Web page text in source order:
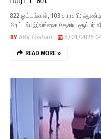
822 ஓட்டங்கள், 103 சராசரி:
மிரட்டல்! இலங்கை தேசிய சூப்பர்
ARV Loshan
5/01/2026
READ MORE »